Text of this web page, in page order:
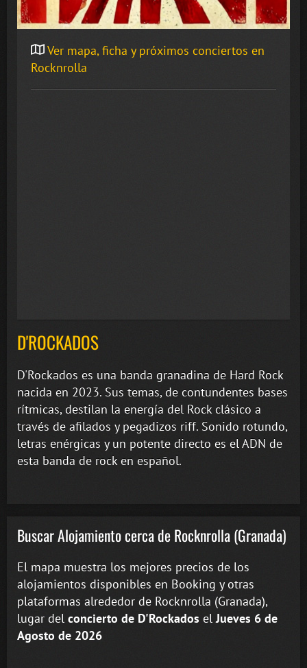
Ver mapa, ficha y próximos conciertos en
Rocknrolla
D'ROCKADOS
D'Rockados es una banda granadina de Hard Rock
nacida en 2023. Sus temas, de contundentes bases
rítmicas, destilan la energía del Rock clásico a
través de afilados y pegadizos riff. Sonido rotundo,
letras enérgicas y un potente directo es el ADN de
esta banda de rock en español.
Buscar Alojamiento cerca de Rocknrolla (Granada)
El mapa muestra los mejores precios de los
alojamientos disponibles en Booking y otras
plataformas alrededor de Rocknrolla (Granada),
lugar del concierto de D'Rockados elJueves 6 de
Agosto de 2026